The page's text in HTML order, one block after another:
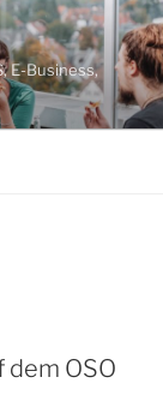
E-Business,
dem OSO